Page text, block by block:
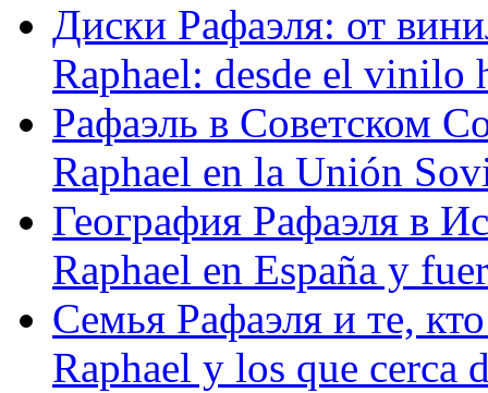
Диски Рафаэля: от
Raphael: desde el vinilo
Рафаэль в Советском
Raphael en la Unión
География Рафаэля в
Raphael en España y
Семья Рафаэля и те,
Raphael y los que cerca